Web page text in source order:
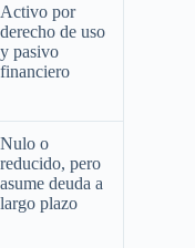
Activo por
derecho de uso
y pasivo
financiero
Nulo o
reducido, pero
asume deuda a
largo plazo